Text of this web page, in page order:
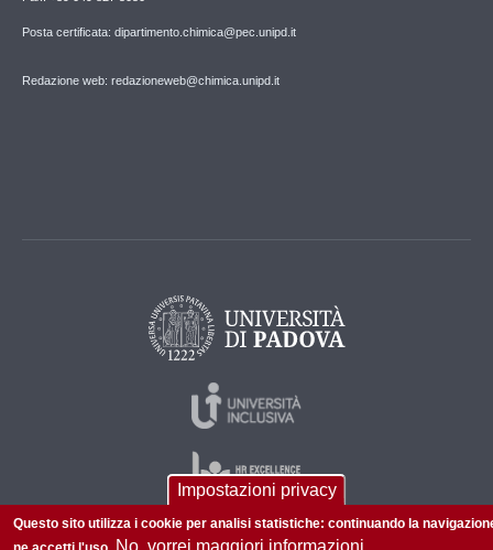
Posta certificata: dipartimento.chimica@pec.unipd.it
Redazione web: redazioneweb@chimica.unipd.it
Impostazioni privacy
Questo sito utilizza i cookie per analisi statistiche: continuando la
No, vorrei maggiori informazioni